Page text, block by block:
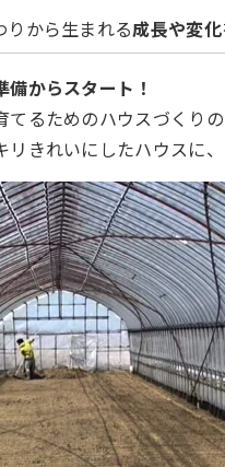
から生まれる成長や変化
からスタート！
てるためのハウスづくり
きれいにしたハウスに、